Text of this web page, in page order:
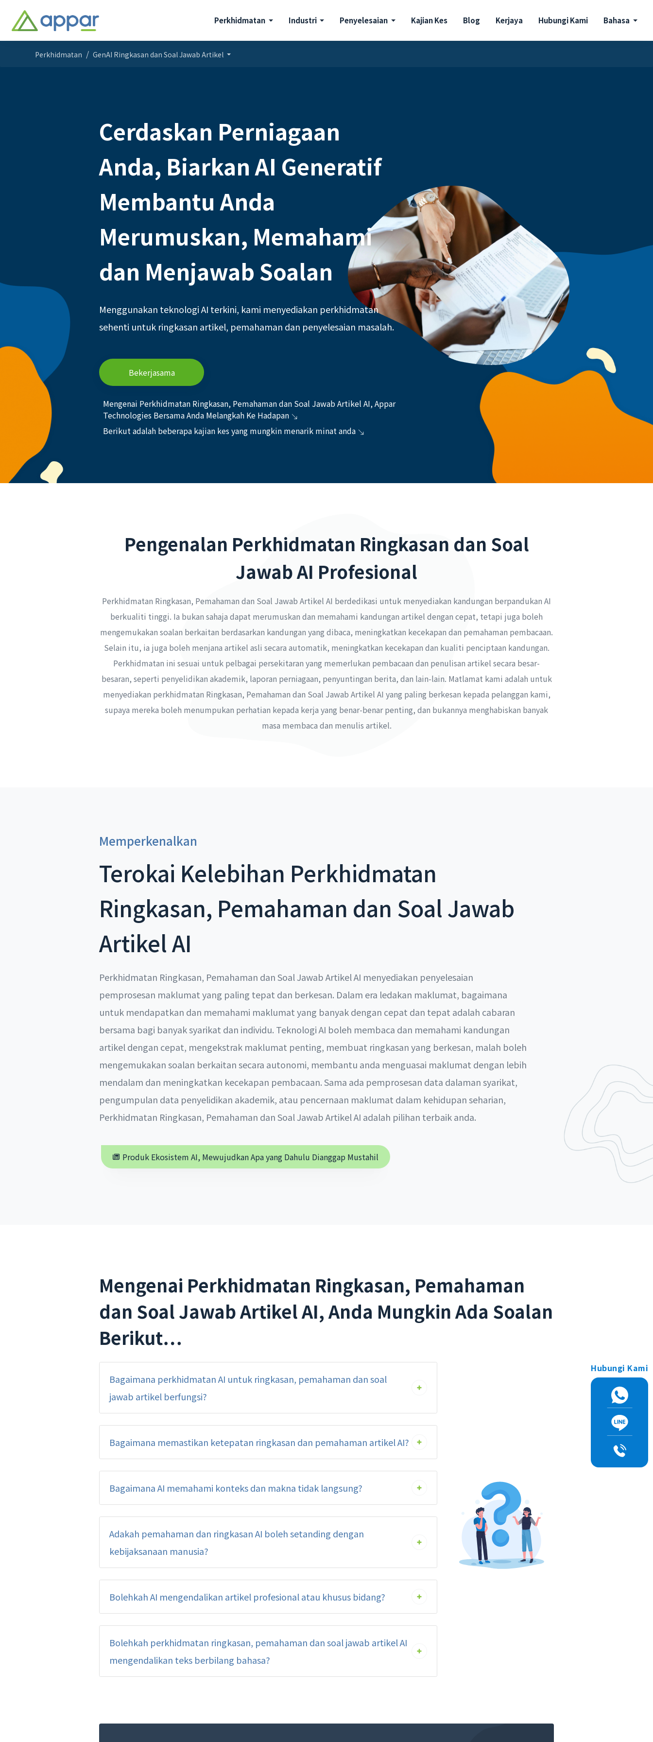
Perkhidmatan Industri Penyelesaian Kajian Kes Blog Kerjaya Hubungi Kami Bahasa
Perkhidmatan GenAI Ringkasan dan Soal Jawab Artikel
Cerdaskan Perniagaan
Anda, Biarkan AI Generatif
Membantu Anda
Merumuskan, Memahami
dan Menjawab Soalan
Menggunakan teknologi AI terkini, kami menyediakan perkhidmatan
sehenti untuk ringkasan artikel, pemahaman dan penyelesaian masalah.
Bekerjasama
Mengenai Perkhidmatan Ringkasan, Pemahaman dan Soal Jawab Artikel AI, Appar
Technologies Bersama Anda Melangkah Ke Hadapan
Berikut adalah beberapa kajian kes yang mungkin menarik minat anda
Pengenalan Perkhidmatan Ringkasan dan Soal
Jawab AI Profesional
Perkhidmatan Ringkasan, Pemahaman dan Soal Jawab Artikel AI berdedikasi untuk menyediakan kandungan berpandukan AI
berkualiti tinggi. Ia bukan sahaja dapat merumuskan dan memahami kandungan artikel dengan cepat, tetapi juga boleh
mengemukakan soalan berkaitan berdasarkan kandungan yang dibaca, meningkatkan kecekapan dan pemahaman pembacaan.
Selain itu, ia juga boleh menjana artikel asli secara automatik, meningkatkan kecekapan dan kualiti penciptaan kandungan.
Perkhidmatan ini sesuai untuk pelbagai persekitaran yang memerlukan pembacaan dan penulisan artikel secara besar-
besaran, seperti penyelidikan akademik, laporan perniagaan, penyuntingan berita, dan lain-lain. Matlamat kami adalah untuk
menyediakan perkhidmatan Ringkasan, Pemahaman dan Soal Jawab Artikel AI yang paling berkesan kepada pelanggan kami,
supaya mereka boleh menumpukan perhatian kepada kerja yang benar-benar penting, dan bukannya menghabiskan banyak
masa membaca dan menulis artikel.
Memperkenalkan
Terokai Kelebihan Perkhidmatan
Ringkasan, Pemahaman dan Soal Jawab
Artikel AI
Perkhidmatan Ringkasan, Pemahaman dan Soal Jawab Artikel AI menyediakan penyelesaian
pemprosesan maklumat yang paling tepat dan berkesan. Dalam era ledakan maklumat, bagaimana
untuk mendapatkan dan memahami maklumat yang banyak dengan cepat dan tepat adalah cabaran
bersama bagi banyak syarikat dan individu. Teknologi AI boleh membaca dan memahami kandungan
artikel dengan cepat, mengekstrak maklumat penting, membuat ringkasan yang berkesan, malah boleh
mengemukakan soalan berkaitan secara autonomi, membantu anda menguasai maklumat dengan lebih
mendalam dan meningkatkan kecekapan pembacaan. Sama ada pemprosesan data dalaman syarikat,
pengumpulan data penyelidikan akademik, atau pencernaan maklumat dalam kehidupan seharian,
Perkhidmatan Ringkasan, Pemahaman dan Soal Jawab Artikel AI adalah pilihan terbaik anda.
Produk Ekosistem AI, Mewujudkan Apa yang Dahulu Dianggap Mustahil
Mengenai Perkhidmatan Ringkasan, Pemahaman
dan Soal Jawab Artikel AI, Anda Mungkin Ada Soalan
Berikut…
Bagaimana perkhidmatan AI untuk ringkasan, pemahaman dan soal
jawab artikel berfungsi?
Bagaimana memastikan ketepatan ringkasan dan pemahaman artikel AI?
Bagaimana AI memahami konteks dan makna tidak langsung?
Adakah pemahaman dan ringkasan AI boleh setanding dengan
kebijaksanaan manusia?
Bolehkah AI mengendalikan artikel profesional atau khusus bidang?
Bolehkah perkhidmatan ringkasan, pemahaman dan soal jawab artikel AI
mengendalikan teks berbilang bahasa?
Hubungi Kami